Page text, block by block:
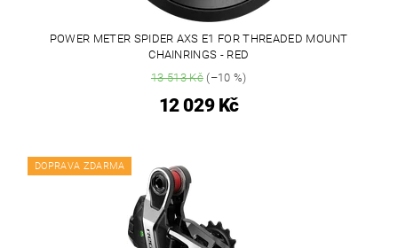
POWER METER SPIDER AXS E1 FOR THREADED MOUNT
CHAINRINGS - RED
13 513 Kč(–10 %)
12 029 Kč
DOPRAVA ZDARMA